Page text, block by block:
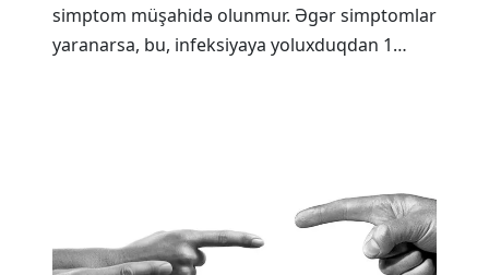
simptom müşahidə olunmur. Əgər simptomlar
yaranarsa, bu, infeksiyaya yoluxduqdan 1…